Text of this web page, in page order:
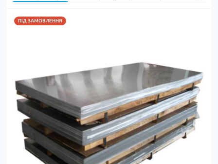
ПІД ЗАМОВЛЕННЯ